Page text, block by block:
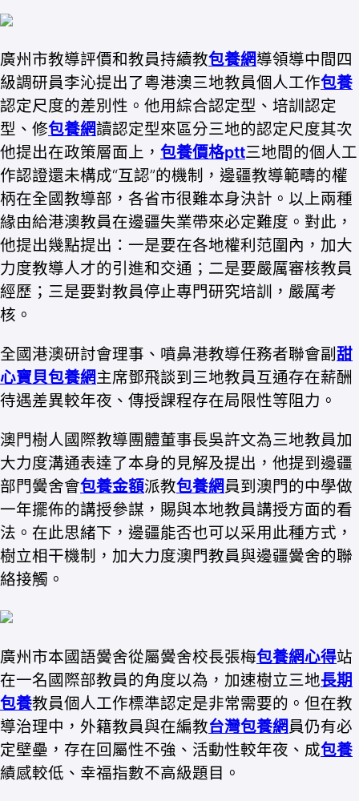
廣州市教導評價和教員持續教包養網導領導中間四
級調研員李沁提出了粵港澳三地教員個人工作包養
認定尺度的差別性。他用綜合認定型、培訓認定
型、修包養網讀認定型來區分三地的認定尺度其次
他提出在政策層面上， 包養價格ptt三地間的個人工
作認證還未構成“互認”的機制，邊疆教導範疇的權
柄在全國教導部，各省市很難本身決計。以上兩種
緣由給港澳教員在邊疆失業帶來必定難度。對此，
他提出幾點提出：一是要在各地權利范圍內，加大
力度教導人才的引進和交通；二是要嚴厲審核教員
經歷；三是要對教員停止專門研究培訓，嚴厲考
核。
全國港澳研討會理事、噴鼻港教導任務者聯會副 甜
心寶貝包養網主席鄧飛談到三地教員互通存在薪酬
待遇差異較年夜、傳授課程存在局限性等阻力。
澳門樹人國際教導團體董事長吳許文為三地教員加
大力度溝通表達了本身的見解及提出，他提到邊疆
部門黌舍會包養金額派教包養網 員到澳門的中學做
一年擺佈的講授參謀，賜與本地教員講授方面的看
法。在此思緒下，邊疆能否也可以采用此種方式，
樹立相干機制，加大力度澳門教員與邊疆黌舍的聯
絡接觸。
廣州市本國語黌舍從屬黌舍校長張梅包養網心得站
在一名國際部教員的角度以為，加速樹立三地長期
包養教員個人工作標準認定是非常需要的。但在教
導治理中，外籍教員與在編教台灣包養網 員仍有必
定壁壘，存在回屬性不強、活動性較年夜、成包養
績感較低、幸福指數不高級題目。